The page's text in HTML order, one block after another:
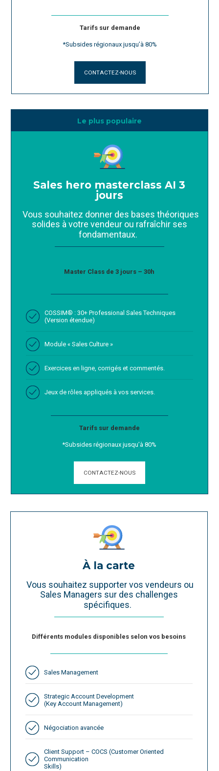
Tarifs sur demande
*Subsides régionaux jusqu’à 80%
CONTACTEZ-NOUS
Le plus populaire
Sales hero masterclass AI 3
jours
Vous souhaitez donner des bases théoriques
solides à votre vendeur ou rafraîchir ses
fondamentaux.
Master Class de 3 jours – 30h
COSSIM® : 30+ Professional Sales Techniques
(Version étendue)
Module « Sales Culture »
Exercices en ligne, corrigés et commentés.
Jeux de rôles appliqués à vos services.
Tarifs sur demande
*Subsides régionaux jusqu’à 80%
CONTACTEZ-NOUS
À la carte
Vous souhaitez supporter vos vendeurs ou
Sales Managers sur des challenges
spécifiques.
Différents modules disponibles selon vos besoins
Sales Management
Strategic Account Development
(Key Account Management)
Négociation avancée
Client Support – COCS (Customer Oriented
Communication
Skills)